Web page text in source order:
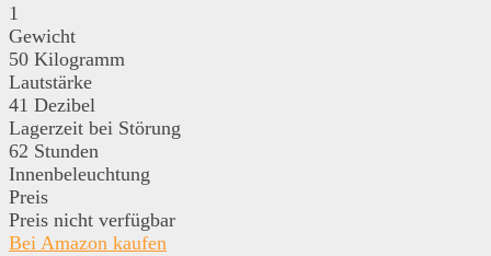
1
Gewicht
50 Kilogramm
Lautstärke
41 Dezibel
Lagerzeit bei Störung
62 Stunden
Innenbeleuchtung
Preis
Preis nicht verfügbar
Bei Amazon kaufen